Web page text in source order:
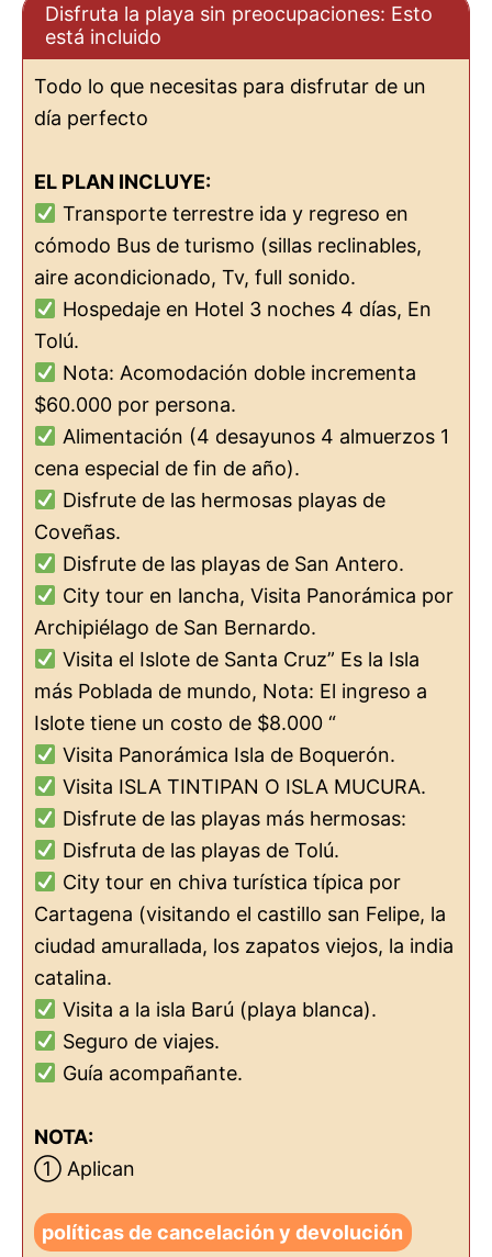
Disfruta la playa sin preocupaciones: Esto
está incluido
Todo lo que necesitas para disfrutar de un
día perfecto
EL PLAN INCLUYE:
Transporte terrestre ida y regreso en
cómodo Bus de turismo (sillas reclinables,
aire acondicionado, Tv, full sonido.
Hospedaje en Hotel 3 noches 4 días, En
Tolú.
Nota: Acomodación doble incrementa
$60.000 por persona.
Alimentación (4 desayunos 4 almuerzos 1
cena especial de fin de año).
Disfrute de las hermosas playas de
Coveñas.
Disfrute de las playas de San Antero.
City tour en lancha, Visita Panorámica por
Archipiélago de San Bernardo.
Visita el Islote de Santa Cruz” Es la Isla
más Poblada de mundo, Nota: El ingreso a
Islote tiene un costo de $8.000 “
Visita Panorámica Isla de Boquerón.
Visita ISLA TINTIPAN O ISLA MUCURA.
Disfrute de las playas más hermosas:
Disfruta de las playas de Tolú.
City tour en chiva turística típica por
Cartagena (visitando el castillo san Felipe, la
ciudad amurallada, los zapatos viejos, la india
catalina.
Visita a la isla Barú (playa blanca).
Seguro de viajes.
Guía acompañante.
NOTA:
① Aplican
políticas de cancelación y devolución